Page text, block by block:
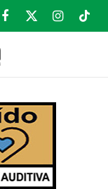
Facebook
X
Instagram